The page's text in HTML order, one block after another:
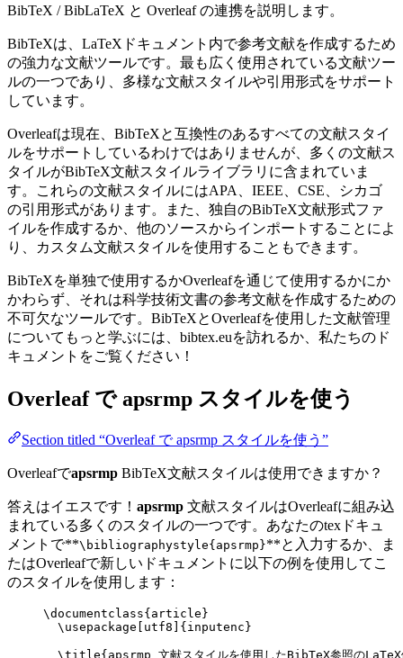
BibTeX / BibLaTeX と Overleaf の連携を説明します。
BibTeXは、LaTeXドキュメント内で参考文献を作成するため
の強力な文献ツールです。最も広く使用されている文献ツー
ルの一つであり、多様な文献スタイルや引用形式をサポート
しています。
Overleafは現在、BibTeXと互換性のあるすべての文献スタイ
ルをサポートしているわけではありませんが、多くの文献ス
タイルがBibTeX文献スタイルライブラリに含まれていま
す。これらの文献スタイルにはAPA、IEEE、CSE、シカゴ
の引用形式があります。また、独自のBibTeX文献形式ファ
イルを作成するか、他のソースからインポートすることによ
り、カスタム文献スタイルを使用することもできます。
BibTeXを単独で使用するかOverleafを通じて使用するかにか
かわらず、それは科学技術文書の参考文献を作成するための
不可欠なツールです。BibTeXとOverleafを使用した文献管理
についてもっと学ぶには、bibtex.euを訪れるか、私たちのド
キュメントをご覧ください！
Overleaf でapsrmp スタイルを使う
Section titled “Overleaf で apsrmp スタイルを使う”
Overleafでapsrmp BibTeX文献スタイルは使用できますか？
答えはイエスです！ apsrmp 文献スタイルはOverleafに組み込
まれている多くのスタイルの一つです。あなたのtexドキュ
メントで**\bibliographystyle{apsrmp}**と入力するか、ま
たはOverleafで新しいドキュメントに以下の例を使用してこ
のスタイルを使用します：
\documentclass{ article }
\usepackage
utf8 ]{ inputenc }
\title{apsrmp 文献スタイルを使用したBibTeX参照の